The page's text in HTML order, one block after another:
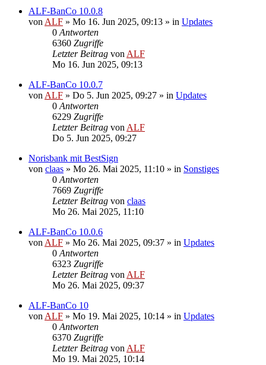
ALF-BanCo 10.0.8
von ALF » Mo 16. Jun 2025, 09:13 » in Updates
0 Antworten
6360 Zugriffe
Letzter Beitrag von ALF
Mo 16. Jun 2025, 09:13
ALF-BanCo 10.0.7
von ALF » Do 5. Jun 2025, 09:27 » in Updates
0 Antworten
6229 Zugriffe
Letzter Beitrag von ALF
Do 5. Jun 2025, 09:27
Norisbank mit BestSign
von claas » Mo 26. Mai 2025, 11:10 » in Sonstiges
0 Antworten
7669 Zugriffe
Letzter Beitrag von claas
Mo 26. Mai 2025, 11:10
ALF-BanCo 10.0.6
von ALF » Mo 26. Mai 2025, 09:37 » in Updates
0 Antworten
6323 Zugriffe
Letzter Beitrag von ALF
Mo 26. Mai 2025, 09:37
ALF-BanCo 10
von ALF » Mo 19. Mai 2025, 10:14 » in Updates
0 Antworten
6370 Zugriffe
Letzter Beitrag von ALF
Mo 19. Mai 2025, 10:14